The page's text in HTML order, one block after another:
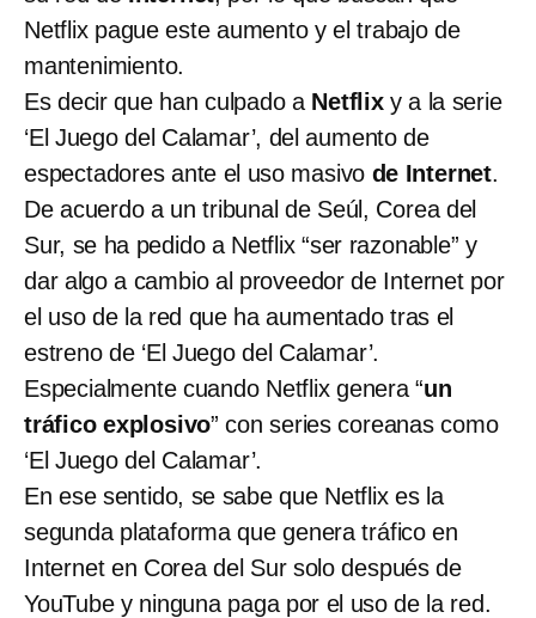
Netflix pague este aumento y el trabajo de
mantenimiento.
Es decir que han culpado a Netflixy a la serie
‘El Juego del Calamar’, del aumento de
espectadores ante el uso masivo de Internet.
De acuerdo a un tribunal de Seúl, Corea del
Sur, se ha pedido a Netflix “ser razonable” y
dar algo a cambio al proveedor de Internet por
el uso de la red que ha aumentado tras el
estreno de ‘El Juego del Calamar’.
Especialmente cuando Netflix genera “un
tráfico explosivo” con series coreanas como
‘El Juego del Calamar’.
En ese sentido, se sabe que Netflix es la
segunda plataforma que genera tráfico en
Internet en Corea del Sur solo después de
YouTube y ninguna paga por el uso de la red.